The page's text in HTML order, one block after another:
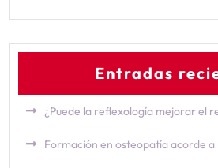
Entradas
¿Puede la reflexología mejorar el
Formación en osteopatía acorde a